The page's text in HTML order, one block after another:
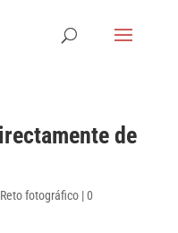
de
Reto fotográfico|0